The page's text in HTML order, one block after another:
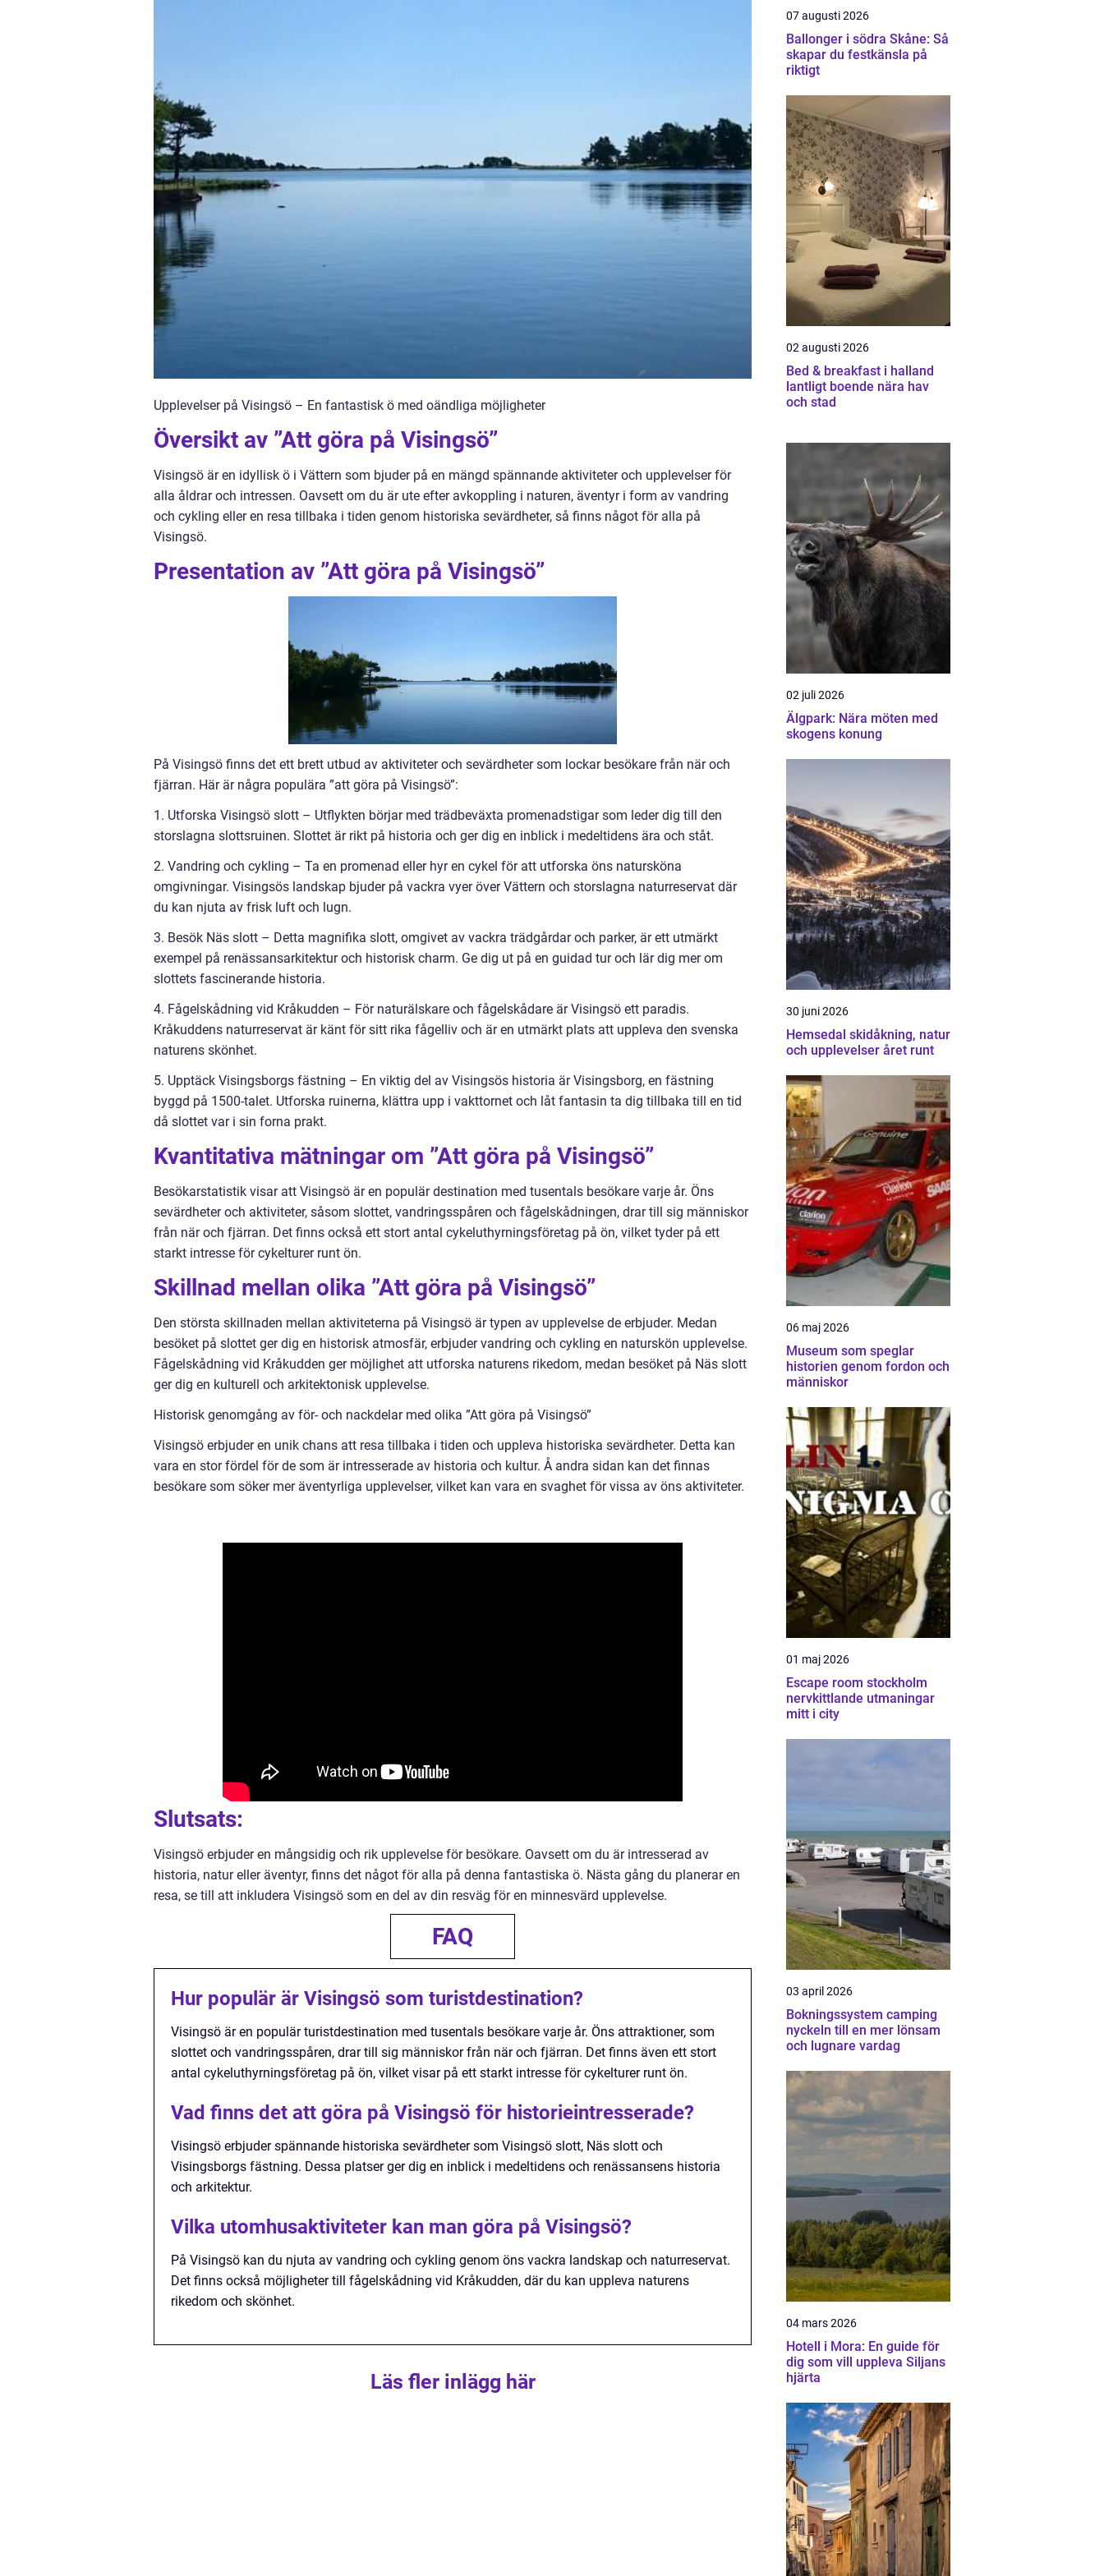
Upplevelser på Visingsö – En fantastisk ö med oändliga möjligheter
Översikt av ”Att göra på Visingsö”
Visingsö är en idyllisk ö i Vättern som bjuder på en mängd spännande aktiviteter och upplevelser för
alla åldrar och intressen. Oavsett om du är ute efter avkoppling i naturen, äventyr i form av vandring
och cykling eller en resa tillbaka i tiden genom historiska sevärdheter, så finns något för alla på
Visingsö.
Presentation av ”Att göra på Visingsö”
På Visingsö finns det ett brett utbud av aktiviteter och sevärdheter som lockar besökare från när och
fjärran. Här är några populära ”att göra på Visingsö”:
1. Utforska Visingsö slott – Utflykten börjar med trädbeväxta promenadstigar som leder dig till den
storslagna slottsruinen. Slottet är rikt på historia och ger dig en inblick i medeltidens ära och ståt.
2. Vandring och cykling – Ta en promenad eller hyr en cykel för att utforska öns natursköna
omgivningar. Visingsös landskap bjuder på vackra vyer över Vättern och storslagna naturreservat där
du kan njuta av frisk luft och lugn.
3. Besök Näs slott – Detta magnifika slott, omgivet av vackra trädgårdar och parker, är ett utmärkt
exempel på renässansarkitektur och historisk charm. Ge dig ut på en guidad tur och lär dig mer om
slottets fascinerande historia.
4. Fågelskådning vid Kråkudden – För naturälskare och fågelskådare är Visingsö ett paradis.
Kråkuddens naturreservat är känt för sitt rika fågelliv och är en utmärkt plats att uppleva den svenska
naturens skönhet.
5. Upptäck Visingsborgs fästning – En viktig del av Visingsös historia är Visingsborg, en fästning
byggd på 1500-talet. Utforska ruinerna, klättra upp i vakttornet och låt fantasin ta dig tillbaka till en tid
då slottet var i sin forna prakt.
Kvantitativa mätningar om ”Att göra på Visingsö”
Besökarstatistik visar att Visingsö är en populär destination med tusentals besökare varje år. Öns
sevärdheter och aktiviteter, såsom slottet, vandringsspåren och fågelskådningen, drar till sig människor
från när och fjärran. Det finns också ett stort antal cykeluthyrningsföretag på ön, vilket tyder på ett
starkt intresse för cykelturer runt ön.
Skillnad mellan olika ”Att göra på Visingsö”
Den största skillnaden mellan aktiviteterna på Visingsö är typen av upplevelse de erbjuder. Medan
besöket på slottet ger dig en historisk atmosfär, erbjuder vandring och cykling en naturskön upplevelse.
Fågelskådning vid Kråkudden ger möjlighet att utforska naturens rikedom, medan besöket på Näs slott
ger dig en kulturell och arkitektonisk upplevelse.
Historisk genomgång av för- och nackdelar med olika ”Att göra på Visingsö”
Visingsö erbjuder en unik chans att resa tillbaka i tiden och uppleva historiska sevärdheter. Detta kan
vara en stor fördel för de som är intresserade av historia och kultur. Å andra sidan kan det finnas
besökare som söker mer äventyrliga upplevelser, vilket kan vara en svaghet för vissa av öns aktiviteter.
Slutsats:
Visingsö erbjuder en mångsidig och rik upplevelse för besökare. Oavsett om du är intresserad av
historia, natur eller äventyr, finns det något för alla på denna fantastiska ö. Nästa gång du planerar en
resa, se till att inkludera Visingsö som en del av din resväg för en minnesvärd upplevelse.
FAQ
Hur populär är Visingsö som turistdestination?
Visingsö är en populär turistdestination med tusentals besökare varje år. Öns attraktioner, som
slottet och vandringsspåren, drar till sig människor från när och fjärran. Det finns även ett stort
antal cykeluthyrningsföretag på ön, vilket visar på ett starkt intresse för cykelturer runt ön.
Vad finns det att göra på Visingsö för historieintresserade?
Visingsö erbjuder spännande historiska sevärdheter som Visingsö slott, Näs slott och
Visingsborgs fästning. Dessa platser ger dig en inblick i medeltidens och renässansens historia
och arkitektur.
Vilka utomhusaktiviteter kan man göra på Visingsö?
På Visingsö kan du njuta av vandring och cykling genom öns vackra landskap och naturreservat.
Det finns också möjligheter till fågelskådning vid Kråkudden, där du kan uppleva naturens
rikedom och skönhet.
Läs fler inlägg här
07 augusti 2026
Ballonger i södra Skåne: Så
skapar du festkänsla på
riktigt
02 augusti 2026
Bed & breakfast i halland
lantligt boende nära hav
och stad
02 juli 2026
Älgpark: Nära möten med
skogens konung
30 juni 2026
Hemsedal skidåkning, natur
och upplevelser året runt
06 maj 2026
Museum som speglar
historien genom fordon och
människor
01 maj 2026
Escape room stockholm
nervkittlande utmaningar
mitt i city
03 april 2026
Bokningssystem camping
nyckeln till en mer lönsam
och lugnare vardag
04 mars 2026
Hotell i Mora: En guide för
dig som vill uppleva Siljans
hjärta